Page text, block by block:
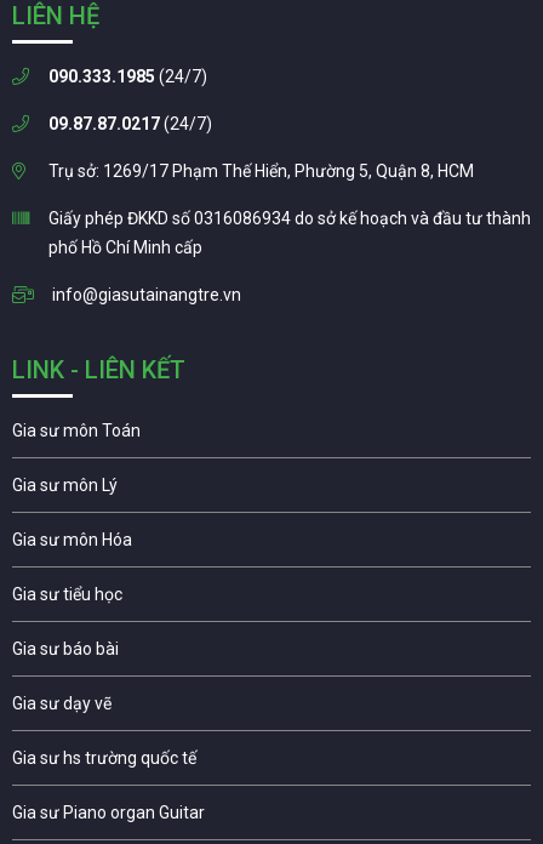
LIÊN HỆ
090.333.1985 (24/7)
09.87.87.0217(24/7)
Trụ sở: 1269/17 Phạm Thế Hiển, Phường 5, Quận 8, HCM
Giấy phép ĐKKD số 0316086934 do sở kế hoạch và đầu tư thành
phố Hồ Chí Minh cấp
info@giasutainangtre.vn
LINK - LIÊN KẾT
Gia sư môn Toán
Gia sư môn Lý
Gia sư môn Hóa
Gia sư tiểu học
Gia sư báo bài
Gia sư dạy vẽ
Gia sư hs trường quốc tế
Gia sư Piano organ Guitar